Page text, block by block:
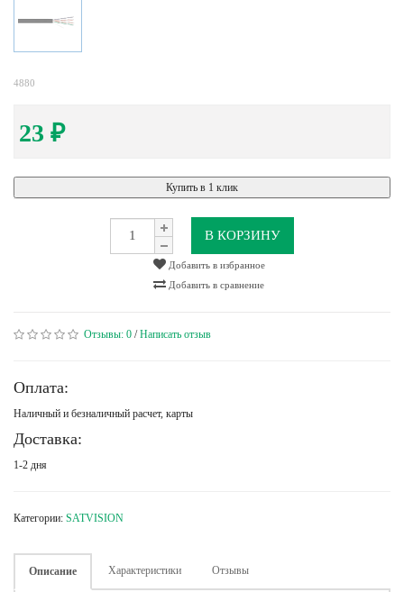
4880
23 ₽
Купить в 1 клик
В КОРЗИНУ
Добавить в избранное
Добавить в сравнение
Отзывы: 0 /Написать отзыв
Оплата:
Наличный и безналичный расчет, карты
Доставка:
1-2 дня
Категории: SATVISION
Описание Характеристики Отзывы